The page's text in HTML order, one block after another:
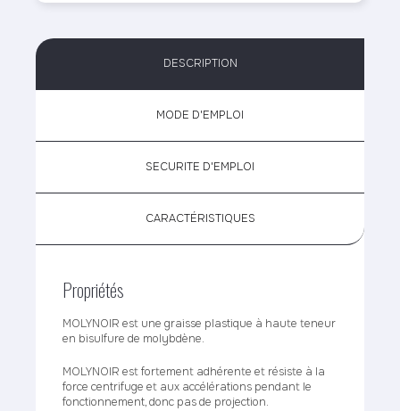
DESCRIPTION
MODE D'EMPLOI
SECURITE D'EMPLOI
CARACTÉRISTIQUES
Propriétés
MOLYNOIR est une graisse plastique à haute teneur
en bisulfure de molybdène.
MOLYNOIR est fortement adhérente et résiste à la
force centrifuge et aux accélérations pendant le
fonctionnement, donc pas de projection.